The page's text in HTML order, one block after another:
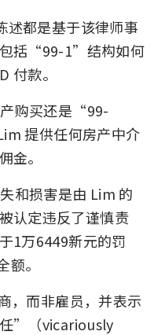
述都是基于该律师事
包括“99-1”结构如何
付款。
产购买还是“99-
提供任何房产中介
金。
和损害是由 Lim 的
认定违反了谨慎责
1万6449新元的罚
。
，而非雇员，并表示
”（vicariously